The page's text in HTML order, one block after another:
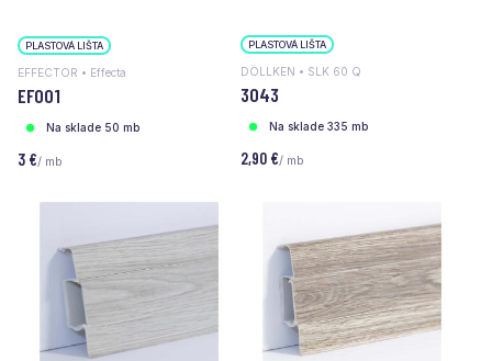
PLASTOVÁ LIŠTA
EFFECTOR • Effecta
EF001
Na sklade 50 mb
3 €/ mb
PLASTOVÁ LIŠTA
DÖLLKEN • SLK 60 Q
3043
Na sklade 335 mb
2,90 €/ mb